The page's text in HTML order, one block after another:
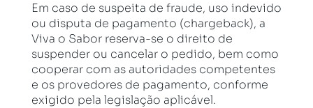
Em caso de suspeita de fraude, uso indevido
ou disputa de pagamento (chargeback), a
Viva o Sabor reserva-se o direito de
suspender ou cancelar o pedido, bem como
cooperar com as autoridades competentes
e os provedores de pagamento, conforme
exigido pela legislação aplicável.